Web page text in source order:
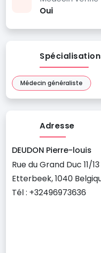
Oui
Médecin généraliste
Adresse
DEUDON Pierre-louis
Rue du Grand Duc 11/13
Etterbeek, 1040
Tél : +32496973636